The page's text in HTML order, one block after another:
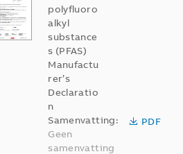
polyfluoro
alkyl
substance
s (PFAS)
Manufactu
rer’s
Declaratio
n
Samenvatting:
Geen
samenvatting
PDF